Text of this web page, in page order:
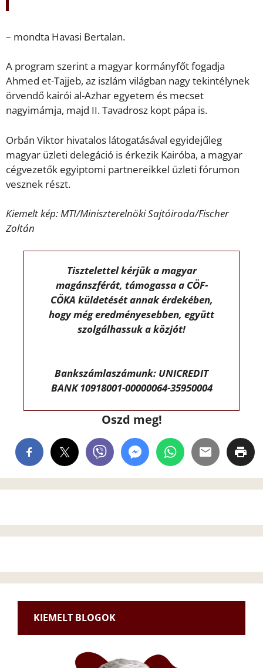
– mondta Havasi Bertalan.
A program szerint a magyar kormányfőt fogadja
Ahmed et-Tajjeb, az iszlám világban nagy tekintélynek
örvendő kairói al-Azhar egyetem és mecset
nagyimámja, majd II. Tavadrosz kopt pápa is.
Orbán Viktor hivatalos látogatásával egyidejűleg
magyar üzleti delegáció is érkezik Kairóba, a magyar
cégvezetők egyiptomi partnereikkel üzleti fórumon
vesznek részt.
Kiemelt kép: MTI/Miniszterelnöki Sajtóiroda/Fischer
Zoltán
Tisztelettel kérjük a magyar
magánszférát, támogassa a CÖF-
CÖKA küldetését annak érdekében,
hogy még eredményesebben, együtt
szolgálhassuk a közjót!
Bankszámlaszámunk: UNICREDIT
BANK 10918001-00000064-35950004
Oszd meg!
KIEMELT BLOGOK